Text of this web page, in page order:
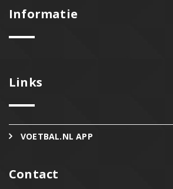
Informatie
Links
VOETBAL.NL APP
Contact